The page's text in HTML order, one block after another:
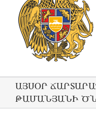
ԱՅՍՕՐ
ԹԱՄԱՆՅԱՆԻ